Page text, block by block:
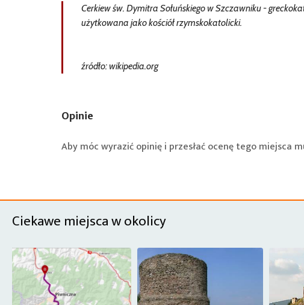
Cerkiew św. Dymitra Sołuńskiego w Szczawniku -
użytkowana jako kościół rzymskokatolicki.
źródło: wikipedia.org
Opinie
Aby móc wyrazić opinię i przesłać ocenę tego miejsca
Ciekawe miejsca w okolicy